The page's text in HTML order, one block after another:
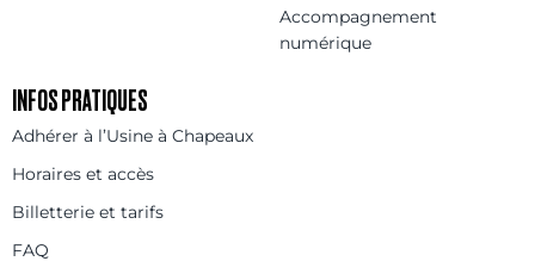
Accompagnement
numérique
INFOS PRATIQUES
Adhérer à l’Usine à Chapeaux
Horaires et accès
Billetterie et tarifs
FAQ